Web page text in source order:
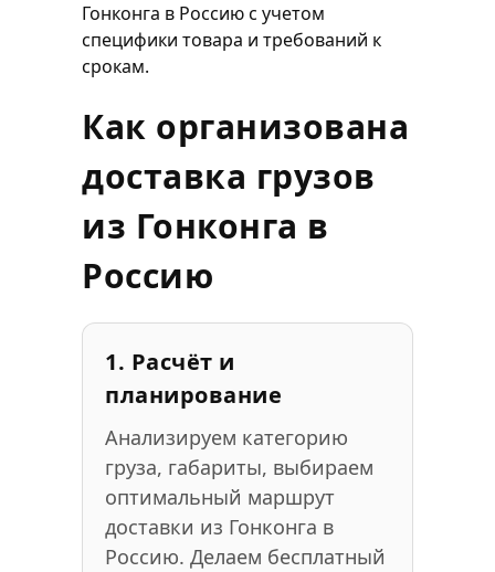
Гонконга в Россию с учетом
специфики товара и требований к
срокам.
Как организована
доставка грузов
из Гонконга в
Россию
1. Расчёт и
планирование
Анализируем категорию
груза, габариты, выбираем
оптимальный маршрут
доставки из Гонконга в
Россию. Делаем бесплатный